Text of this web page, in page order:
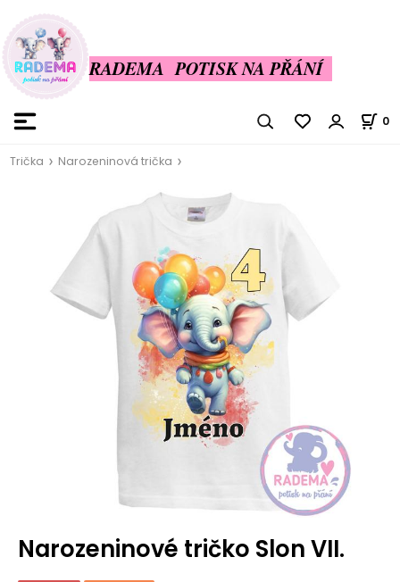
RADEMA POTISK NA PŘÁNÍ
0
Trička Narozeninová trička
Narozeninové tričko Slon VII.